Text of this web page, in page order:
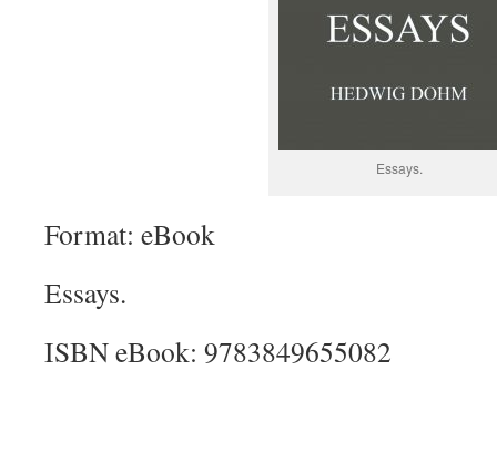
Essays.
Format: eBook
Essays.
ISBN eBook: 9783849655082